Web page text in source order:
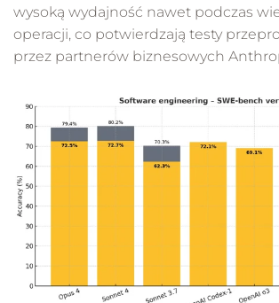
wysoką wydajność nawet podczas
operacji, co potwierdzają testy
przez partnerów biznesowych